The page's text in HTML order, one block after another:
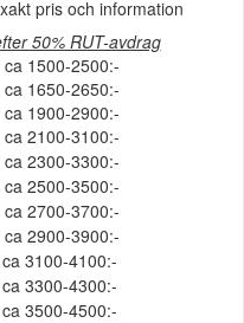
pris och information
50% RUT-avdrag
ca 1500-2500:-
ca 1650-2650:-
ca 1900-2900:-
ca 2100-3100:-
ca 2300-3300:-
ca 2500-3500:-
ca 2700-3700:-
ca 2900-3900:-
ca 3100-4100:-
ca 3300-4300:-
ca 3500-4500:-